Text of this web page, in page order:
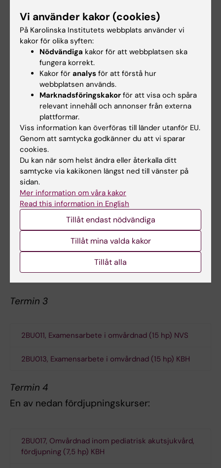
Termin 1
2BU022 Vetenskaplig teori och metod i omvårdnad
(3,5 hp av 7,5 hp)
2BU019 Omvårdnad inom barnhälsovård (7,5 hp)
2BU020 Omvårdnad inom elevhälsans medicinska
insatser (7,5 hp)
Termin 2
2BU015 Omvårdnad inom barnsjukvård (7,5 hp)
2BU016 Verksamhetsförlagd utbildning inom
barnsjukvård (7,5 hp)
2BU022 Vetenskaplig teori och metod i omvårdnad
(4 hp av 7,5 hp)
Termin 3
2BU011, Examensarbete i omvårdnad (15 hp) NVS
2BU013, Examensarbete i omvårdnad (15 hp) KBH
Termin 4
En av nedan fördjupningskurser:
2BU017, Omvårdnad inom pediatrisk akutsjukvård,
fördjupning (7,5 hp) KBH
Vi använder kakor (cookies)
På Karolinska Institutets webbplats använder vi
kakor för olika syften:
Nödvändiga kakor för att webbplatsen ska
fungera korrekt.
Kakor för analys för att förstå hur
webbplatsen används.
Marknadsföringskakor för att visa och spåra
relevant innehåll och annonser från externa
plattformar.
Viss information kan överföras till länder utanför EU.
Genom att samtycka godkänner du att vi sparar
cookies.
Du kan när som helst ändra eller återkalla ditt
samtycke via kakikonen längst ned till vänster på
sidan.
Mer information om våra kakor
Read this information in English
Tillåt endast nödvändiga
Tillåt mina valda kakor
Tillåt alla